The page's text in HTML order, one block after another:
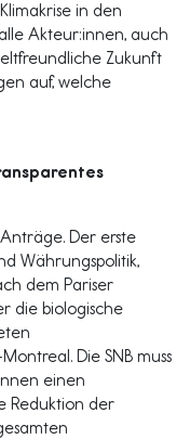
in den
Akteur:innen, auch
Zukunft
auf, welche
Der erste
Währungspolitik,
dem Pariser
die biologische
Die SNB muss
einen
Reduktion der